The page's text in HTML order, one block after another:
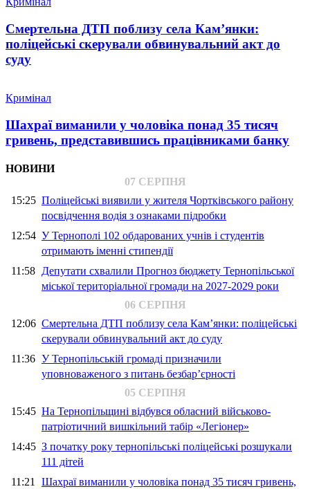
Смертельна ДТП поблизу села Кам’янки:
поліцейські скерували обвинувальний акт до
суду
Кримінал
Шахраї виманили у чоловіка понад 35 тисяч
гривень, представившись працівниками банку
НОВИНИ
07 СЕРПНЯ
15:25 Поліцейські виявили у жителя Чортківського району
посвідчення водія з ознаками підробки
12:54 У Тернополі 102 обдарованих учнів і студентів
отримають іменні стипендії
11:58 Депутати схвалили Прогноз бюджету Тернопільської
міської територіальної громади на 2027-2029 роки
06 СЕРПНЯ
12:06 Смертельна ДТП поблизу села Кам’янки: поліцейські
скерували обвинувальний акт до суду
11:36 У Тернопільській громаді призначили
уповноваженого з питань безбар’єрності
05 СЕРПНЯ
15:45 На Тернопільщині відбувся обласний військово-
патріотичний вишкільний табір «Легіонер»
14:45 З початку року тернопільські поліцейські розшукали
111 дітей
11:21 Шахраї виманили у чоловіка понад 35 тисяч гривень,